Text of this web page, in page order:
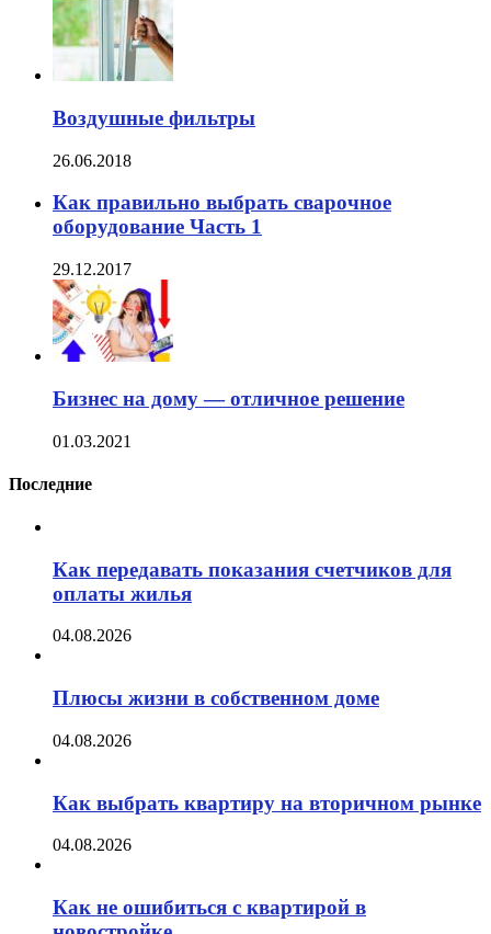
Воздушные фильтры
26.06.2018
Как правильно выбрать сварочное
оборудование Часть 1
29.12.2017
Бизнес на дому — отличное решение
01.03.2021
Последние
Как передавать показания счетчиков для
оплаты жилья
04.08.2026
Плюсы жизни в собственном доме
04.08.2026
Как выбрать квартиру на вторичном рынке
04.08.2026
Как не ошибиться с квартирой в